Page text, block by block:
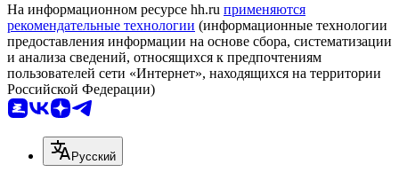
На информационном ресурсе hh.ru применяются
рекомендательные технологии (информационные технологии
предоставления информации на основе сбора, систематизации
и анализа сведений, относящихся к предпочтениям
пользователей сети «Интернет», находящихся на территории
Российской Федерации)
Русский